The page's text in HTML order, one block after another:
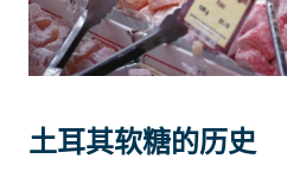
土耳其软糖的历史